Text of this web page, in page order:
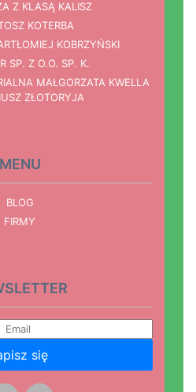
Z KLASĄ KALISZ
KOTERBA
KOBRZYŃSKI
SP. Z O.O. SP. K.
MAŁGORZATA KWELLA
ZŁOTORYJA
MENU
BLOG
FIRMY
się